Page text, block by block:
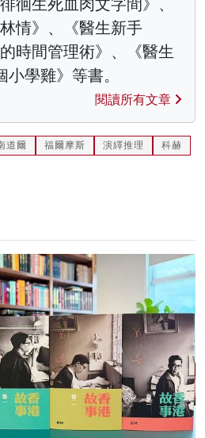
情》、《醫生新手
時間管理術》、《醫生
學雞》等書。
閱讀所有文章
道爾 福爾摩斯 演繹推理
科赫